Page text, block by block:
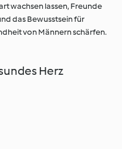
wachsen lassen, Freunde
das Bewusstsein für
von Männern schärfen.
Herz